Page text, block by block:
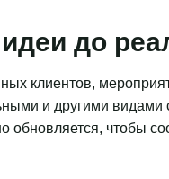
до
клиентов,
и другими
обновляется, чтобы